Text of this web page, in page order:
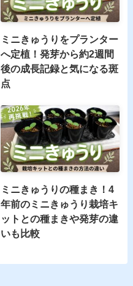
ミニきゅうりをプランター
へ定植！発芽から約2週間
後の成長記録と気になる斑
点
ミニきゅうりの種まき！4
年前のミニきゅうり栽培キ
ットとの種まきや発芽の違
いも比較